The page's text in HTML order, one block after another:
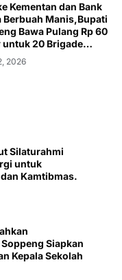
Kementan dan Bank
Berbuah Manis,Bupati
Bawa Pulang Rp 60
untuk 20 Brigade
Milenial
2026
Silaturahmi
untuk
Kamtibmas.
Siapkan
Kepala Sekolah